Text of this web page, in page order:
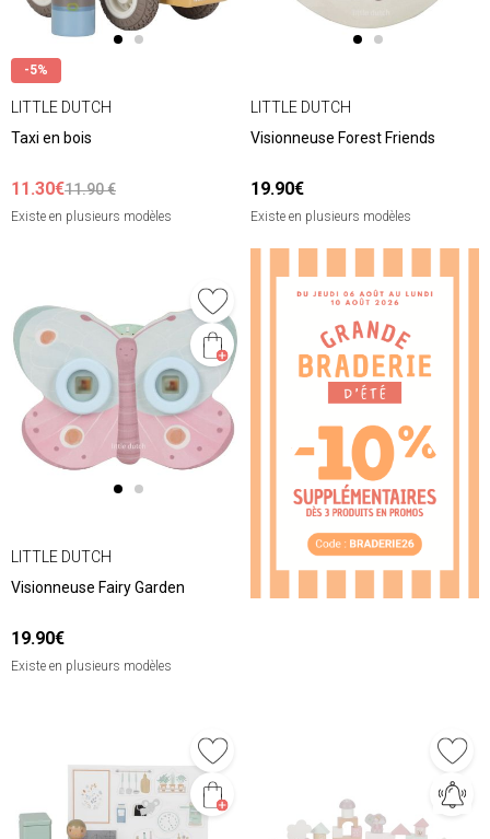
-5%
LITTLE DUTCH
Taxi en bois
11.30€11.90 €
Existe en plusieurs modèles
LITTLE DUTCH
Visionneuse Forest Friends
19.90€
Existe en plusieurs modèles
LITTLE DUTCH
Visionneuse Fairy Garden
19.90€
Existe en plusieurs modèles
❮ ❯